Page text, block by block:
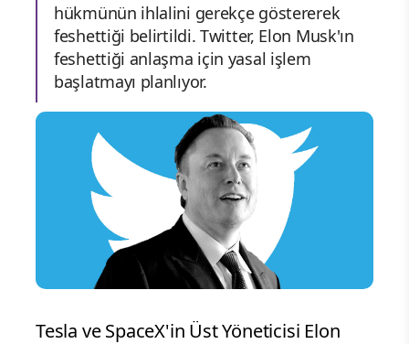
hükmünün ihlalini gerekçe göstererek
feshettiği belirtildi. Twitter, Elon Musk'ın
feshettiği anlaşma için yasal işlem
başlatmayı planlıyor.
Tesla ve SpaceX'in Üst Yöneticisi Elon